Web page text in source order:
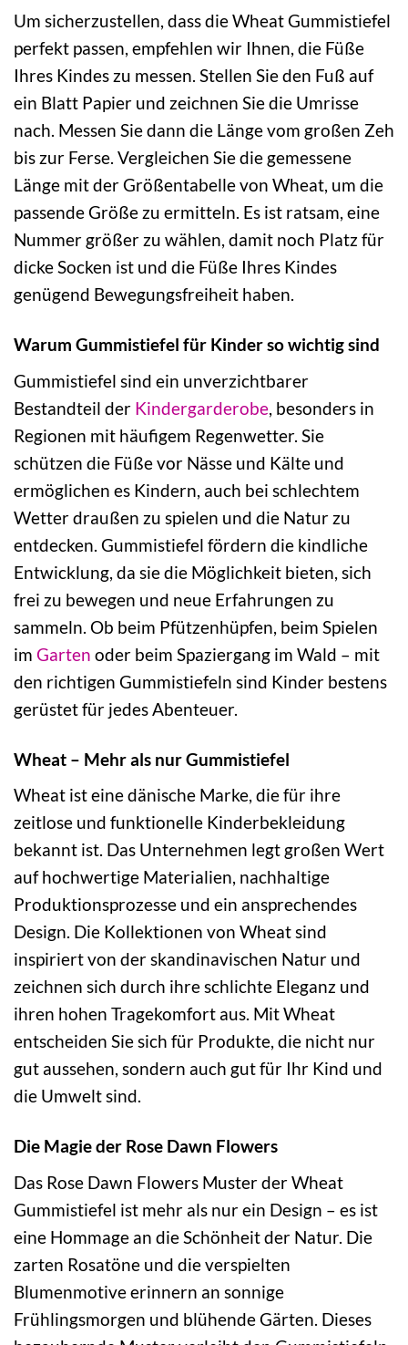
Um sicherzustellen, dass die Wheat Gummistiefel
perfekt passen, empfehlen wir Ihnen, die Füße
Ihres Kindes zu messen. Stellen Sie den Fuß auf
ein Blatt Papier und zeichnen Sie die Umrisse
nach. Messen Sie dann die Länge vom großen Zeh
bis zur Ferse. Vergleichen Sie die gemessene
Länge mit der Größentabelle von Wheat, um die
passende Größe zu ermitteln. Es ist ratsam, eine
Nummer größer zu wählen, damit noch Platz für
dicke Socken ist und die Füße Ihres Kindes
genügend Bewegungsfreiheit haben.
Warum Gummistiefel für Kinder so wichtig sind
Gummistiefel sind ein unverzichtbarer
Bestandteil der Kindergarderobe, besonders in
Regionen mit häufigem Regenwetter. Sie
schützen die Füße vor Nässe und Kälte und
ermöglichen es Kindern, auch bei schlechtem
Wetter draußen zu spielen und die Natur zu
entdecken. Gummistiefel fördern die kindliche
Entwicklung, da sie die Möglichkeit bieten, sich
frei zu bewegen und neue Erfahrungen zu
sammeln. Ob beim Pfützenhüpfen, beim Spielen
im Garten oder beim Spaziergang im Wald – mit
den richtigen Gummistiefeln sind Kinder bestens
gerüstet für jedes Abenteuer.
Wheat – Mehr als nur Gummistiefel
Wheat ist eine dänische Marke, die für ihre
zeitlose und funktionelle Kinderbekleidung
bekannt ist. Das Unternehmen legt großen Wert
auf hochwertige Materialien, nachhaltige
Produktionsprozesse und ein ansprechendes
Design. Die Kollektionen von Wheat sind
inspiriert von der skandinavischen Natur und
zeichnen sich durch ihre schlichte Eleganz und
ihren hohen Tragekomfort aus. Mit Wheat
entscheiden Sie sich für Produkte, die nicht nur
gut aussehen, sondern auch gut für Ihr Kind und
die Umwelt sind.
Die Magie der Rose Dawn Flowers
Das Rose Dawn Flowers Muster der Wheat
Gummistiefel ist mehr als nur ein Design – es ist
eine Hommage an die Schönheit der Natur. Die
zarten Rosatöne und die verspielten
Blumenmotive erinnern an sonnige
Frühlingsmorgen und blühende Gärten. Dieses